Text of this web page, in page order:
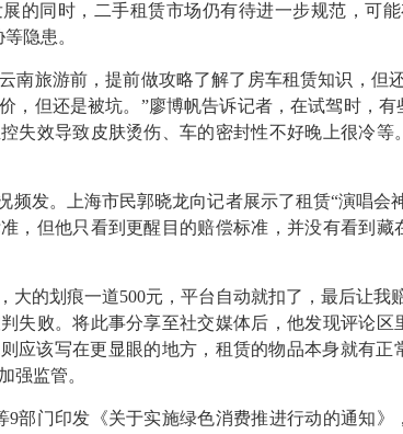
同时，二手租赁市场仍有待进一步规范，可能
隐患。
旅游前，提前做攻略了解了房车租赁知识，但
，但还是被坑。”廖博帆告诉记者，在试驾时，
失效导致皮肤烫伤、车的密封性不好晚上很冷
发。上海市民郭晓龙向记者展示了租赁“演唱会
，但他只看到更醒目的赔偿标准，并没有看到
的划痕一道500元，平台自动就扣了，最后让我
失败。将此事分享至社交媒体后，他发现评论
应该写在更显眼的地方，租赁的物品本身就有
强监管。
门印发《关于实施绿色消费推进行动的通知》